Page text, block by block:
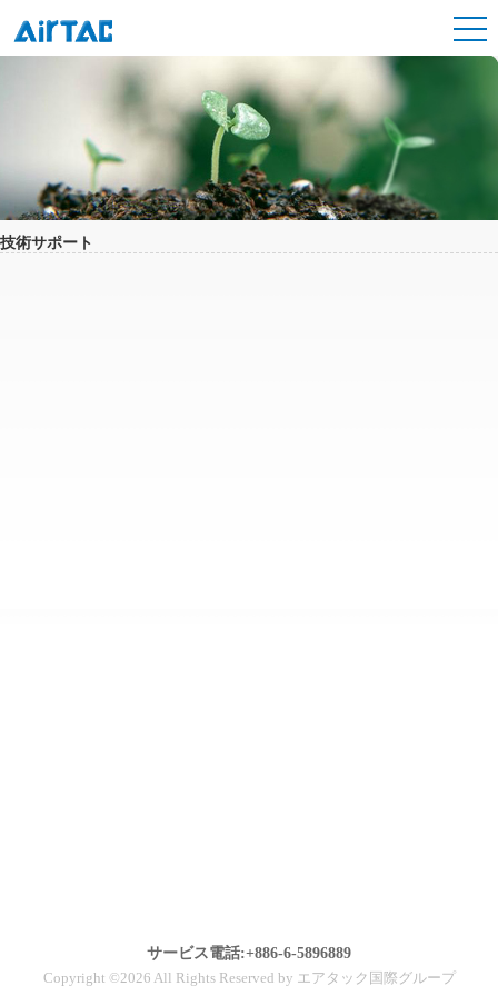
技術サポート
サービス電話:+886-6-5896889
Copyright ©2026 All Rights Reserved by エアタック国際グループ